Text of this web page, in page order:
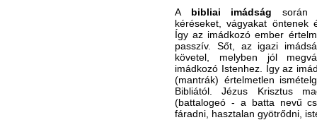
A bibliai imádság során
kéréseket, vágyakat öntenek
Így az imádkozó ember
passzív. Sőt, az igazi
követel, melyben jól
imádkozó Istenhez. Így az
(mantrák) értelmetlen
Bibliától. Jézus Krisztus
(battalogeó - a batta nevű
fáradni, hasztalan gyötrődni,